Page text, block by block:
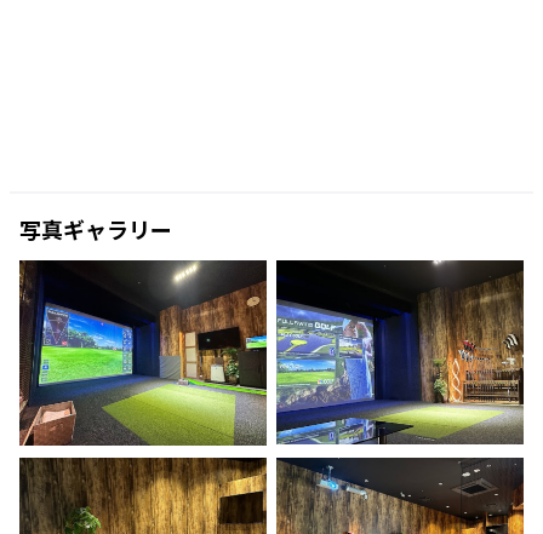
写真ギャラリー